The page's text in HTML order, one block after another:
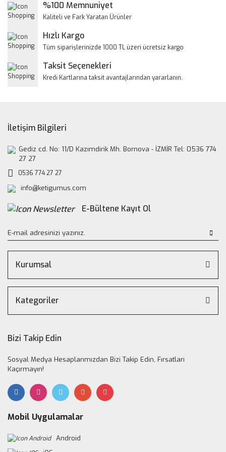
Ürün bilgilerinde hatalar bulunuyor.
Bu ürüne benzer farklı alternatifler olmalı.
%100 Memnuniyet
Kaliteli ve Fark Yaratan Ürünler
Hızlı Kargo
Tüm siparişlerinizde 1000 TL üzeri ücretsiz kargo
Taksit Seçenekleri
Kredi Kartlarına taksit avantajlarından yararlanın.
İletişim Bilgileri
Gediz cd. No: 11/D Kazımdirik Mh. Bornova - İZMİR Tel: 0536 774
27 27
0536 774 27 27
info@ketigumus.com
E-Bültene Kayıt Ol
Kurumsal
Kategoriler
Bizi Takip Edin
Sosyal Medya Hesaplarımızdan Bizi Takip Edin, Fırsatları
Kaçırmayın!
Mobil Uygulamalar
Android